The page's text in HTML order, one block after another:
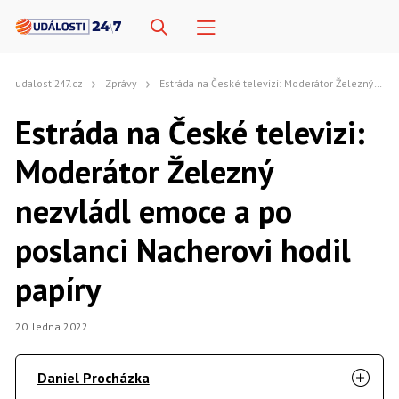
udalosti247.cz Zprávy Estráda na České televizi: Moderátor Železný nezvládl emoce a po poslanci Nacherovi hodil papíry
Estráda na České televizi:
Moderátor Železný
nezvládl emoce a po
poslanci Nacherovi hodil
papíry
20. ledna 2022
Daniel Procházka